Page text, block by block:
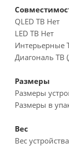
QLED ТВ Нет
LED ТВ Нет
Интерьерные
Диагональ ТВ
Размеры
Размеры
Размеры в
Вес
Вес